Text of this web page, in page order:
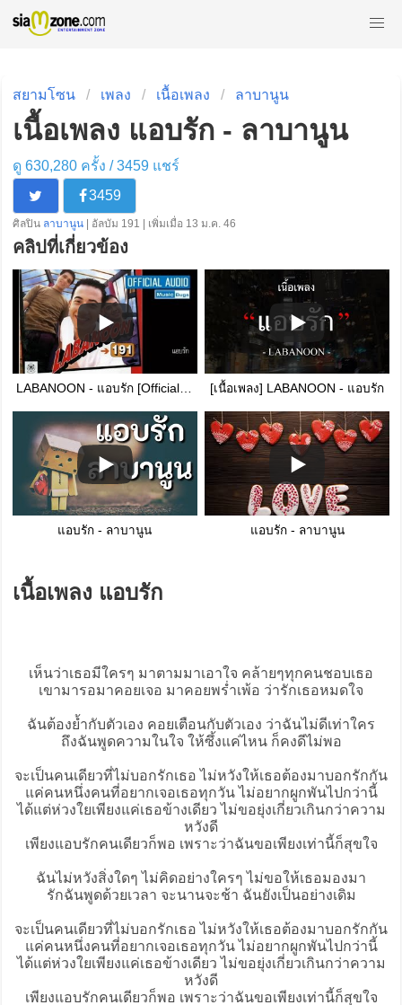
สยามโซน เพลง เนื้อเพลง ลาบานูน
เนื้อเพลง แอบรัก - ลาบานูน
ดู 630,280 ครั้ง /3459แชร์
3459
ศิลปิน ลาบานูน | อัลบัม 191 | เพิ่มเมื่อ 13 ม.ค. 46
คลิปที่เกี่ยวข้อง
LABANOON - แอบรัก [Official Audio] [เนื้อเพลง] LABANOON - แอบรัก
แอบรัก - ลาบานูน แอบรัก - ลาบานูน
เนื้อเพลง แอบรัก
เห็นว่าเธอมีใครๆ มาตามมาเอาใจ คล้ายๆทุกคนชอบเธอ
เขามารอมาคอยเจอ มาคอยพร่ำเพ้อ ว่ารักเธอหมดใจ
ฉันต้องย้ำกับตัวเอง คอยเตือนกับตัวเอง ว่าฉันไม่ดีเท่าใคร
ถึงฉันพูดความในใจ ให้ซึ้งแค่ไหน ก็คงดีไม่พอ
จะเป็นคนเดียวที่ไม่บอกรักเธอ ไม่หวังให้เธอต้องมาบอกรักกัน
แค่คนหนึ่งคนที่อยากเจอเธอทุกวัน ไม่อยากผูกพันไปกว่านี้
ได้แต่ห่วงใยเพียงแค่เธอข้างเดียว ไม่ขอยุ่งเกี่ยวเกินกว่าความ
หวังดี
เพียงแอบรักคนเดียวก็พอ เพราะว่าฉันขอเพียงเท่านี้ก็สุขใจ
ฉันไม่หวังสิ่งใดๆ ไม่คิดอย่างใครๆ ไม่ขอให้เธอมองมา
รักฉันพูดด้วยเวลา จะนานจะช้า ฉันยังเป็นอย่างเดิม
จะเป็นคนเดียวที่ไม่บอกรักเธอ ไม่หวังให้เธอต้องมาบอกรักกัน
แค่คนหนึ่งคนที่อยากเจอเธอทุกวัน ไม่อยากผูกพันไปกว่านี้
ได้แต่ห่วงใยเพียงแค่เธอข้างเดียว ไม่ขอยุ่งเกี่ยวเกินกว่าความ
หวังดี
เพียงแอบรักคนเดียวก็พอ เพราะว่าฉันขอเพียงเท่านี้ก็สุขใจ